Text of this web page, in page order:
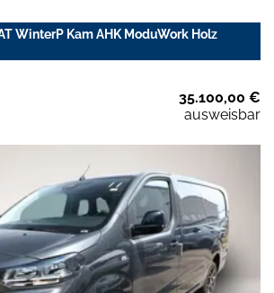
WinterP Kam AHK ModuWork Holz
35.100,00 €
ausweisbar